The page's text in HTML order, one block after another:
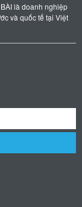
là doanh nghiệp
và quốc tế tại Việt